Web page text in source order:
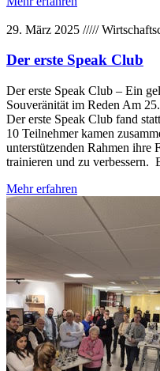
29. März 2025 /////
Der erste Speak Club
Der erste Speak Club – Ein
Souveränität im Reden Am
Der erste Speak Club fand
10 Teilnehmer kamen
unterstützenden Rahmen ihre
trainieren und zu
Mehr erfahren